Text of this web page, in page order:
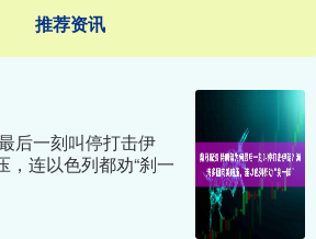
推荐资讯
后一刻叫停打击伊
，连以色列都劝“刹一